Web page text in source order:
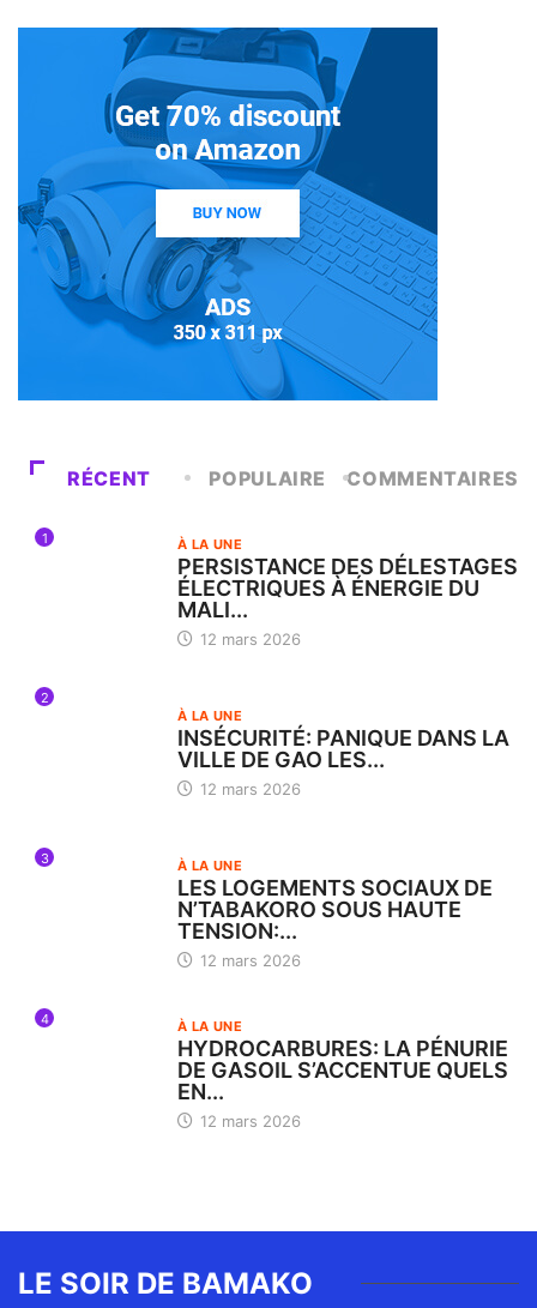
RÉCENT POPULAIRE COMMENTAIRES
1 À LA UNE
PERSISTANCE DES DÉLESTAGES
ÉLECTRIQUES À ÉNERGIE DU
MALI...
12 mars 2026
2
À LA UNE
INSÉCURITÉ: PANIQUE DANS LA
VILLE DE GAO LES...
12 mars 2026
3 À LA UNE
LES LOGEMENTS SOCIAUX DE
N’TABAKORO SOUS HAUTE
TENSION:...
12 mars 2026
4 À LA UNE
HYDROCARBURES: LA PÉNURIE
DE GASOIL S’ACCENTUE QUELS
EN...
12 mars 2026
LE SOIR DE BAMAKO